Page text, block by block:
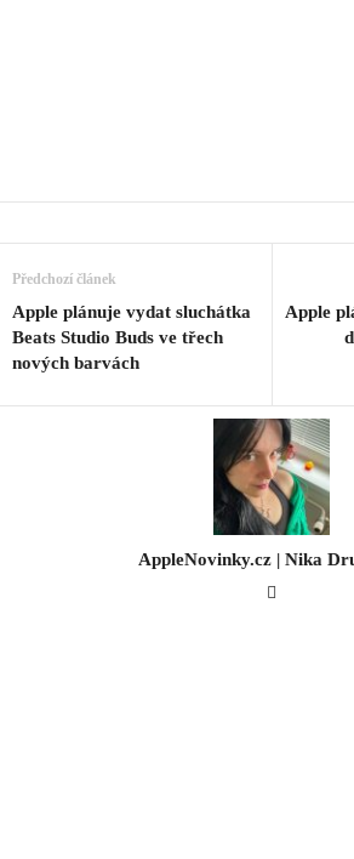
Předchozí článek
Apple plánuje vydat sluchátka
Beats Studio Buds ve třech
nových barvách
Apple
AppleNovinky.cz | Nika